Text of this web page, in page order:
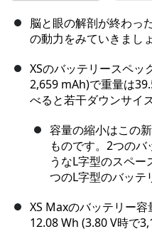
脳と眼の解剖が終わっ
の動力をみていきましょ
XSのバッテリースペッ
2,659 mAh)で重量は
べると若干ダウンサイズ
容量の縮小はこの
ものです。2つの
うなL字型のスペ
つのL字型のバッテ
XS Maxのバッテリー容
12.08 Wh (3.80 V時で